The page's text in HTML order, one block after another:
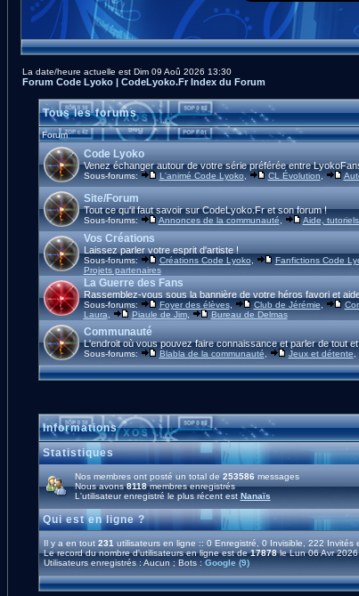
La date/heure actuelle est Dim 09 Aoû 2026 13:30
Forum Code Lyoko | CodeLyoko.Fr Index du Forum
Tous les forums
Forum
Code Lyoko
Venez échanger autour de votre série préférée entre
Sous-forums: L'animé Code Lyoko, CL Évolution
Site/Forum
Tout ce qu'il faut savoir sur CodeLyoko.Fr et son forum !
Sous-forums: Annonces de la communauté, Aide,
Vos Créations
Laissez parler votre esprit d'artiste !
Sous-forums: Créations Code Lyoko, Fanfictions Code
Projets partenaires
La Guerre des Fans
Rassemblez-vous sous la bannière de votre héros favori et
Sous-forums: Foyer des élèves, Club de Jérémie
Laura
Piaule de Jim, Bureau de Delmas
Communauté
L'endroit où vous pouvez faire connaissance et parler de tout
Sous-forums: Blabla de la communauté, Jeux et détente,
Informations
Statistiques
Nos membres ont posté un total de 253586 messages
Nous avons8118membres enregistrés
L'utilisateur enregistré le plus récent est Nanaïs
Qui est en ligne ?
Il y a en tout 231 utilisateurs en ligne :: 0 Enregistré, 0 Invisible, 222
Le record du nombre d'utilisateurs en ligne est de17878le Lun 06 Avr
Utilisateurs enregistrés : Aucun ; Bots : Google (9)